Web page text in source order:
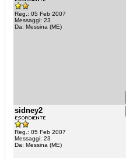
Reg.: 05 Feb 2007
Messaggi: 23
Da: Messina (ME)
sidney2
Reg.: 05 Feb 2007
Messaggi: 23
Da: Messina (ME)